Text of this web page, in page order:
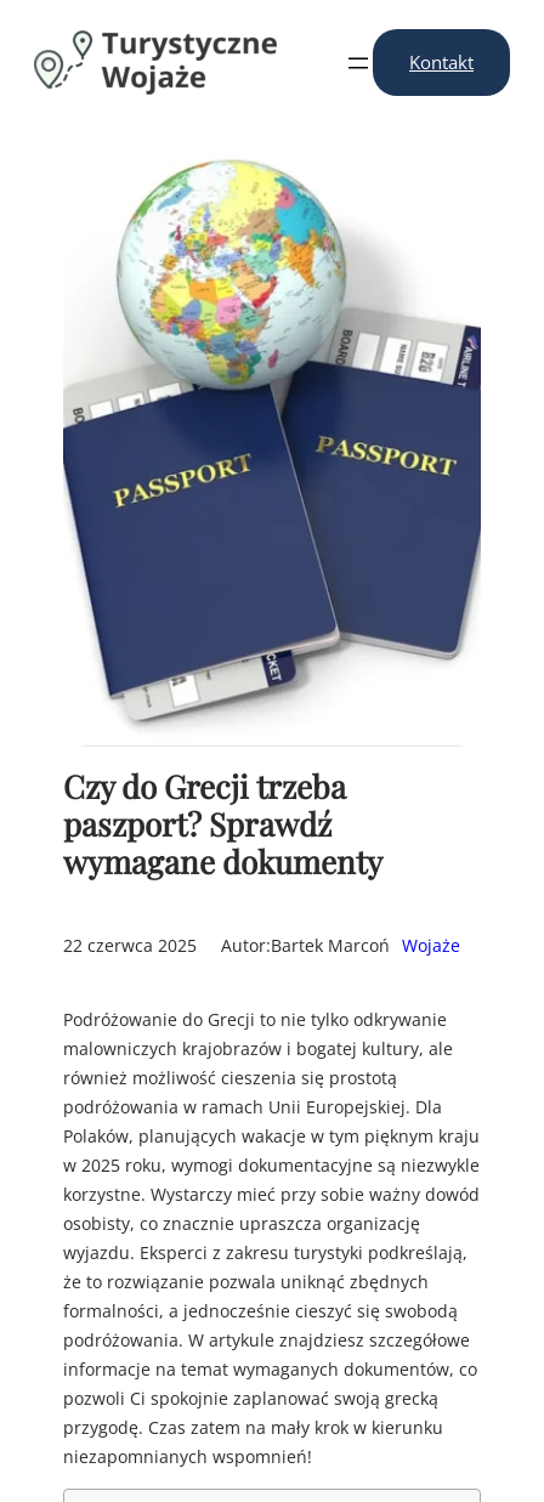
treści
Kontakt
Czy do Grecji trzeba
paszport? Sprawdź
wymagane dokumenty
22 czerwca 2025 Autor:Bartek Marcoń Wojaże
Podróżowanie do Grecji to nie tylko odkrywanie
malowniczych krajobrazów i bogatej kultury, ale
również możliwość cieszenia się prostotą
podróżowania w ramach Unii Europejskiej. Dla
Polaków, planujących wakacje w tym pięknym kraju
w 2025 roku, wymogi dokumentacyjne są niezwykle
korzystne. Wystarczy mieć przy sobie ważny dowód
osobisty, co znacznie upraszcza organizację
wyjazdu. Eksperci z zakresu turystyki podkreślają,
że to rozwiązanie pozwala uniknąć zbędnych
formalności, a jednocześnie cieszyć się swobodą
podróżowania. W artykule znajdziesz szczegółowe
informacje na temat wymaganych dokumentów, co
pozwoli Ci spokojnie zaplanować swoją grecką
przygodę. Czas zatem na mały krok w kierunku
niezapomnianych wspomnień!